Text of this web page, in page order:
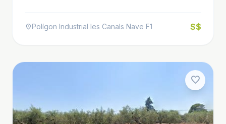
location_onPolígon Industrial les Canals Nave F1 $$
favorite